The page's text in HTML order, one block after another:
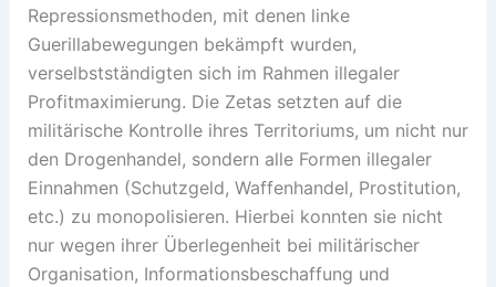
Repressionsmethoden, mit denen linke
Guerillabewegungen bekämpft wurden,
verselbstständigten sich im Rahmen illegaler
Profitmaximierung. Die Zetas setzten auf die
militärische Kontrolle ihres Territoriums, um nicht nur
den Drogenhandel, sondern alle Formen illegaler
Einnahmen (Schutzgeld, Waffenhandel, Prostitution,
etc.) zu monopolisieren. Hierbei konnten sie nicht
nur wegen ihrer Überlegenheit bei militärischer
Organisation, Informationsbeschaffung und